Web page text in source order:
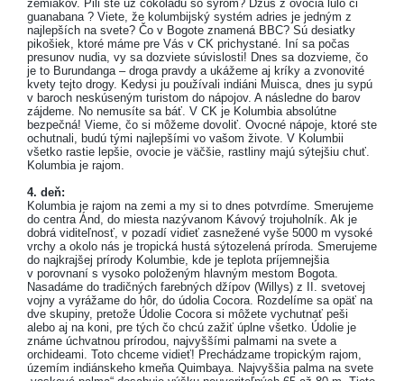
zemiakov. Pili ste už čokoládu so syrom? Džús z ovocia lulo či
guanabana ? Viete, že kolumbijský systém adries je jedným z
najlepších na svete? Čo v Bogote znamená BBC? Sú desiatky
pikošiek, ktoré máme pre Vás v CK prichystané. Iní sa počas
presunov nudia, vy sa dozviete súvislosti! Dnes sa dozvieme, čo
je to Burundanga – droga pravdy a ukážeme aj kríky a zvonovité
kvety tejto drogy. Kedysi ju používali indiáni Muisca, dnes ju sypú
v baroch neskúseným turistom do nápojov. A následne do barov
zájdeme. No nemusíte sa báť. V CK je Kolumbia absolútne
bezpečná! Vieme, čo si môžeme dovoliť. Ovocné nápoje, ktoré ste
ochutnali, budú tými najlepšími vo vašom živote. V Kolumbii
všetko rastie lepšie, ovocie je väčšie, rastliny majú sýtejšiu chuť.
Kolumbia je rajom.
4. deň:
Kolumbia je rajom na zemi a my si to dnes potvrdíme. Smerujeme
do centra Ánd, do miesta nazývanom Kávový trojuholník. Ak je
dobrá viditeľnosť, v pozadí vidieť zasnežené vyše 5000 m vysoké
vrchy a okolo nás je tropická hustá sýtozelená príroda. Smerujeme
do najkrajšej prírody Kolumbie, kde je teplota príjemnejšia
v porovnaní s vysoko položeným hlavným mestom Bogota.
Nasadáme do tradičných farebných džípov (Willys) z II. svetovej
vojny a vyrážame do hôr, do údolia Cocora. Rozdelíme sa opäť na
dve skupiny, pretože Údolie Cocora si môžete vychutnať peši
alebo aj na koni, pre tých čo chcú zažiť úplne všetko. Údolie je
známe úchvatnou prírodou, najvyššími palmami na svete a
orchideami. Toto chceme vidieť! Prechádzame tropickým rajom,
územím indiánskeho kmeňa Quimbaya. Najvyššia palma na svete